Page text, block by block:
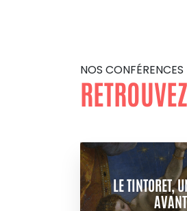
NOS CONFÉRENCES
LE TINTORET,